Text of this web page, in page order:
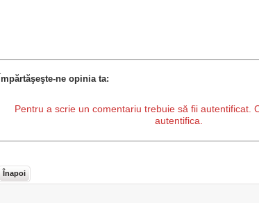
Împărtăşeşte-ne opinia ta:
Pentru a scrie un comentariu trebuie să fii autentificat.
autentifica.
Înapoi